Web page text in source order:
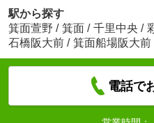
駅から探す
箕面萱野 / 箕面 / 千里中央 /
石橋阪大前 / 箕面船場阪大前
電話で